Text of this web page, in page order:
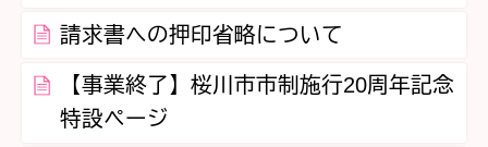
請求書への押印省略について
【事業終了】桜川市市制施行20周年記念
特設ページ